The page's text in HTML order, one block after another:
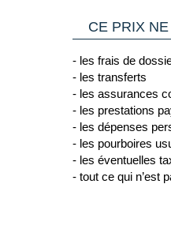
françaises
Voyageurs
Cliquant ici.
Transit par la
d’information :
- Grande
Cliquant ici.
- Etats Unis :
CE PRIX
- les frais de
- les transferts
- les assurances
- les prestations
- les dépenses
- les pourboires
- les éventuelles
- tout ce qui n’est